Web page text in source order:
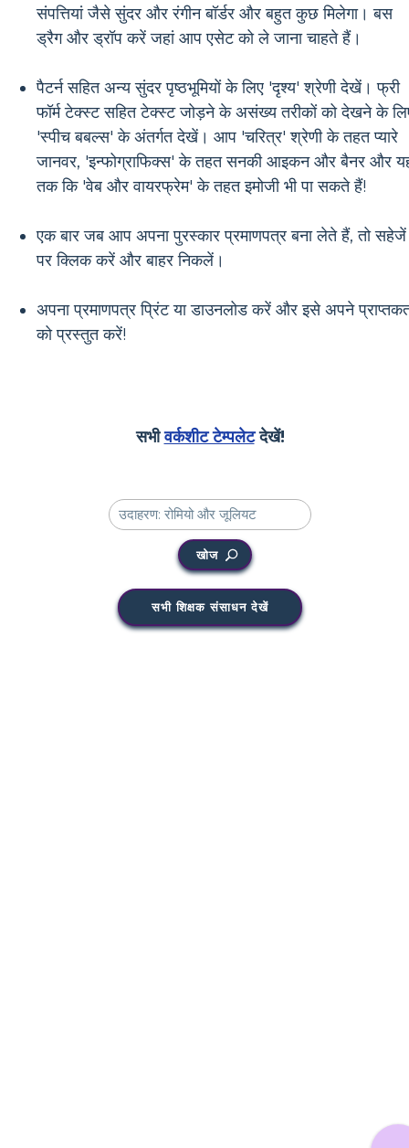
संपत्तियां जैसे सुंदर और रंगीन बॉर्डर और बहुत कुछ मिलेगा। बस
ड्रैग और ड्रॉप करें जहां आप एसेट को ले जाना चाहते हैं।
पैटर्न सहित अन्य सुंदर पृष्ठभूमियों के लिए 'दृश्य' श्रेणी देखें। फ्री
फॉर्म टेक्स्ट सहित टेक्स्ट जोड़ने के असंख्य तरीकों को देखने के
'स्पीच बबल्स' के अंतर्गत देखें। आप 'चरित्र' श्रेणी के तहत प्यारे
जानवर, 'इन्फोग्राफिक्स' के तहत सनकी आइकन और बैनर और
तक कि 'वेब और वायरफ्रेम' के तहत इमोजी भी पा सकते हैं!
एक बार जब आप अपना पुरस्कार प्रमाणपत्र बना लेते हैं, तो सहेजें
पर क्लिक करें और बाहर निकलें।
अपना प्रमाणपत्र प्रिंट या डाउनलोड करें और इसे अपने
को प्रस्तुत करें!
सभीवर्कशीट टेम्पलेटदेखें!
खोज
सभी शिक्षक संसाधन देखें